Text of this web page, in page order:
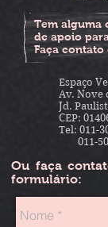
Tem alguma
de apoio
Faça contato
Ou faça
formulário:
Espaço
Av. Nove
Jd.
CEP:
Tel: 011-
011-